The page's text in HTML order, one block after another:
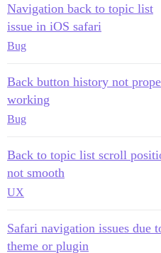
Navigation back to topic list
issue in iOS safari
Bug
Back button history not
working
Bug
Back to topic list scroll
not smooth
UX
Safari navigation issues due
theme or plugin